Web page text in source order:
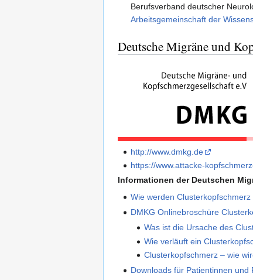
Berufsverband deutscher
Arbeitsgemeinschaft der
Deutsche Migräne und
http://www.dmkg.de
https://www.attacke-
Informationen der Deutschen
Wie werden
DMKG Onlinebroschüre
Was ist die Ursache des
Wie verläuft ein
Clusterkopfschmerz – wie
Downloads für Patientinnen und